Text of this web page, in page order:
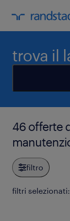
trova il
46 offerte
filtro
filtri selezionati: